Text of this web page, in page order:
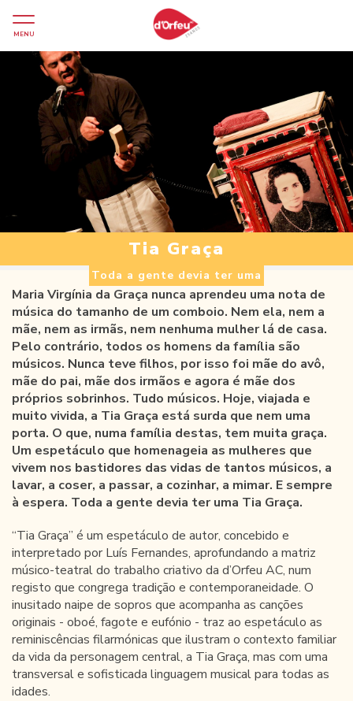
MENU
Tia Graça
Toda a gente devia ter uma
Maria Virgínia da Graça nunca aprendeu uma nota de
música do tamanho de um comboio. Nem ela, nem a
mãe, nem as irmãs, nem nenhuma mulher lá de casa.
Pelo contrário, todos os homens da família são
músicos. Nunca teve filhos, por isso foi mãe do avô,
mãe do pai, mãe dos irmãos e agora é mãe dos
próprios sobrinhos. Tudo músicos. Hoje, viajada e
muito vivida, a Tia Graça está surda que nem uma
porta. O que, numa família destas, tem muita graça.
Um espetáculo que homenageia as mulheres que
vivem nos bastidores das vidas de tantos músicos, a
lavar, a coser, a passar, a cozinhar, a mimar. E sempre
à espera. Toda a gente devia ter uma Tia Graça.
“Tia Graça” é um espetáculo de autor, concebido e
interpretado por Luís Fernandes, aprofundando a matriz
músico-teatral do trabalho criativo da d’Orfeu AC, num
registo que congrega tradição e contemporaneidade. O
inusitado naipe de sopros que acompanha as canções
originais - oboé, fagote e eufónio - traz ao espetáculo as
reminiscências filarmónicas que ilustram o contexto familiar
da vida da personagem central, a Tia Graça, mas com uma
transversal e sofisticada linguagem musical para todas as
idades.